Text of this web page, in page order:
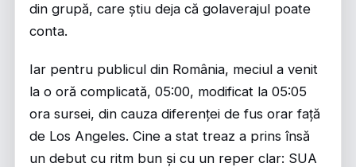
din grupă, care știu deja că golaverajul poate
conta.
Iar pentru publicul din România, meciul a venit
la o oră complicată, 05:00, modificat la 05:05
ora sursei, din cauza diferenței de fus orar față
de Los Angeles. Cine a stat treaz a prins însă
un debut cu ritm bun și cu un reper clar: SUA